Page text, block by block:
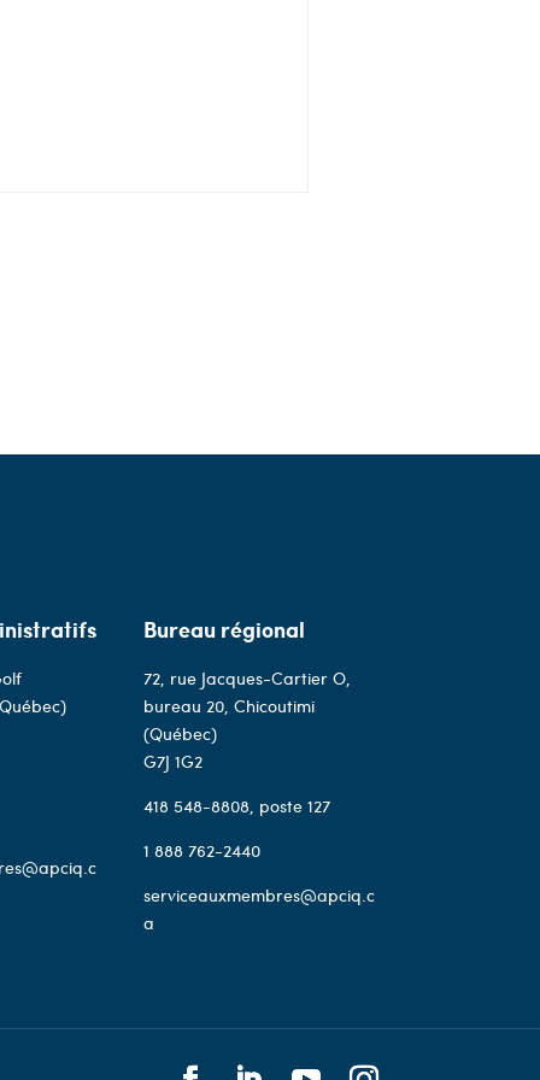
Bureau régional
72, rue Jacques-Cartier O,
bureau 20, Chicoutimi
(Québec)
G7J 1G2
418 548-8808, poste 127
1 888 762-2440
serviceauxmembres@apciq.c
a